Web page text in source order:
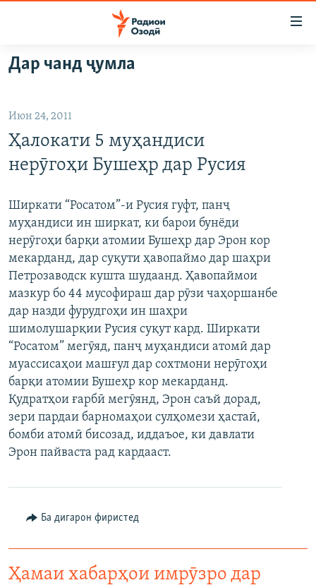
Ҷаҳиш
ба
аслӣ
ба
феҳристи
Ҷаҳиш
ҷустор
ГӮШАҲО
ҚАЗИЯИ "КРОКУС"
ОСИЁИ МАРКАЗӢ
ФАРҲАНГ
МЕҲМОНИ ОЗОДӢ
ВАРЗИШ
САЛОМ, ХОҲАР
ТАҲҚИҚОТ
ҶАНГ ДАР УКРАИНА
НАЗАРИ МАРДУМ
БЛОГИСТОН
ОЗОДӢ ОНЛАЙН
ЧАНДРАСОНАӢ
ВИДЕО
НИГОРИСТОН
ГУЗОРИШҲОИ РАДИОӢ
РӮЙХАТҲО
КИТОБҲОИ ОЗОДӢ
Русский
ПАЙГИРӢ КУНЕД
Дар чанд ҷумла
Июн 24, 2011
Ҳалокати 5 муҳандиси
нерӯгоҳи Бушеҳр дар Русия
Ширкати “Росатом”-и Русия гуфт, панҷ
муҳандиси ин ширкат, ки барои бунёди
нерӯгоҳи барқи атомии Бушеҳр дар Эрон кор
мекарданд, дар суқути ҳавопаймо дар шаҳри
Петрозаводск кушта шудаанд. Ҳавопаймои
мазкур бо 44 мусофираш дар рӯзи чаҳоршанбе
дар назди фурудгоҳи ин шаҳри
шимолушарқии Русия суқут кард. Ширкати
“Росатом” мегӯяд, панҷ муҳандиси атомӣ дар
муассисаҳои машғул дар сохтмони нерӯгоҳи
барқи атомии Бушеҳр кор мекарданд.
Қудратҳои ғарбӣ мегӯянд, Эрон саъй дорад,
зери пардаи барномаҳои сулҳомези ҳастаӣ,
бомби атомӣ бисозад, иддаъое, ки давлати
Эрон пайваста рад кардааст.
Ба дигарон фиристед
Ҳамаи хабарҳои имрӯзро дар